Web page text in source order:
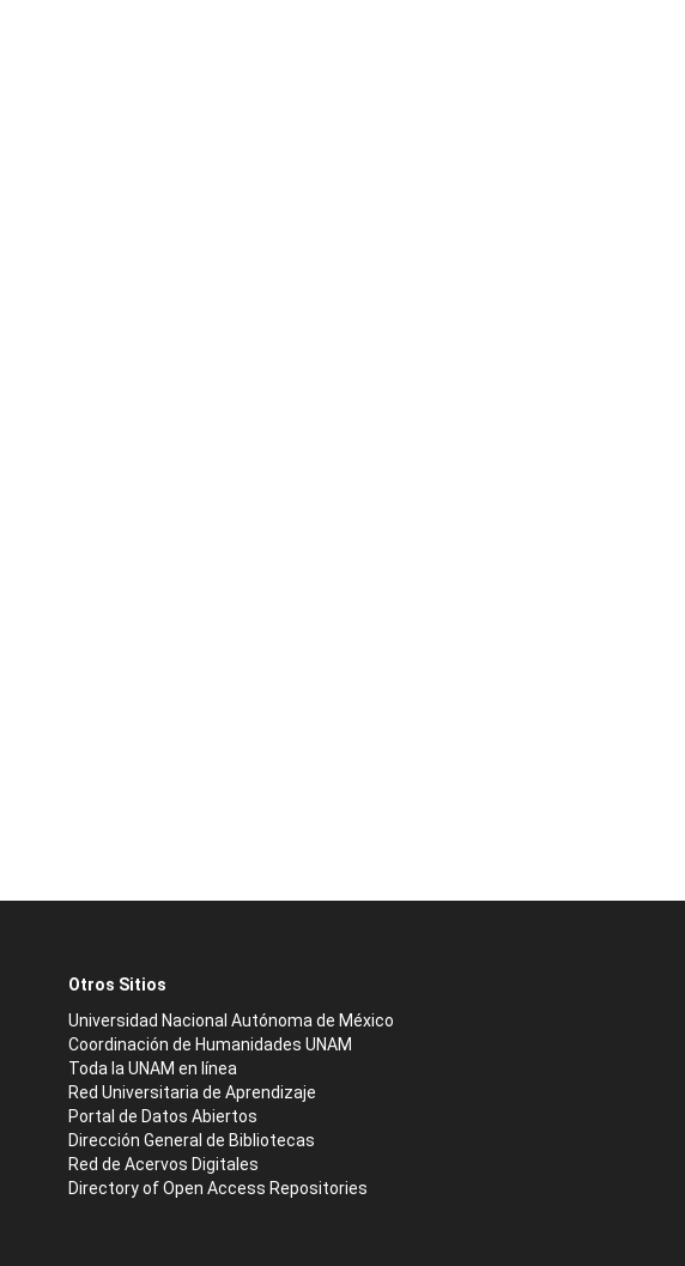
Otros Sitios
Universidad Nacional Autónoma de México
Coordinación de Humanidades UNAM
Toda la UNAM en línea
Red Universitaria de Aprendizaje
Portal de Datos Abiertos
Dirección General de Bibliotecas
Red de Acervos Digitales
Directory of Open Access Repositories